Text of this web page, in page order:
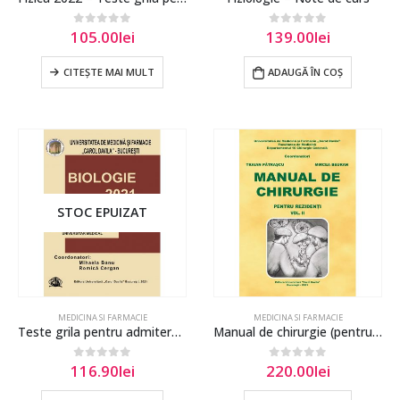
0out of 5
105.00lei
CITEȘTE MAI MULT
0out of 5
139.00lei
ADAUGĂ ÎN COȘ
STOC EPUIZAT
MEDICINA SI FARMACIE
Teste grila pentru admitere in invatamantul superior medical-Biologie(ed. 2021)
0 out of 5
116.90lei
MEDICINA SI FARMACIE
Manual de chirurgie (pentru rezidenti) vol.2 – Mircea Beuran
0out of 5
220.00lei